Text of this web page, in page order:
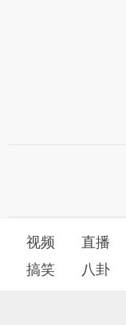
视频 直播
搞笑
八卦